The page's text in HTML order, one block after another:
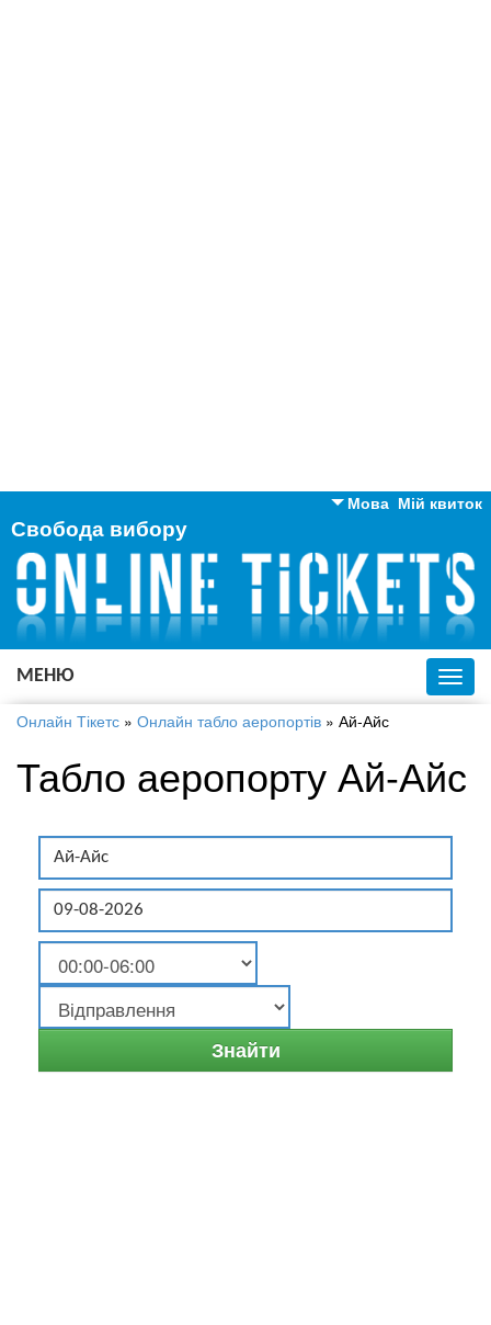
Мій квиток
Мова
Англійська
Російська
Українська
Свобода вибору
МЕНЮ
Онлайн Тікетс » Онлайн табло аеропортів » Ай-Айс
Табло аеропорту Ай-Айс